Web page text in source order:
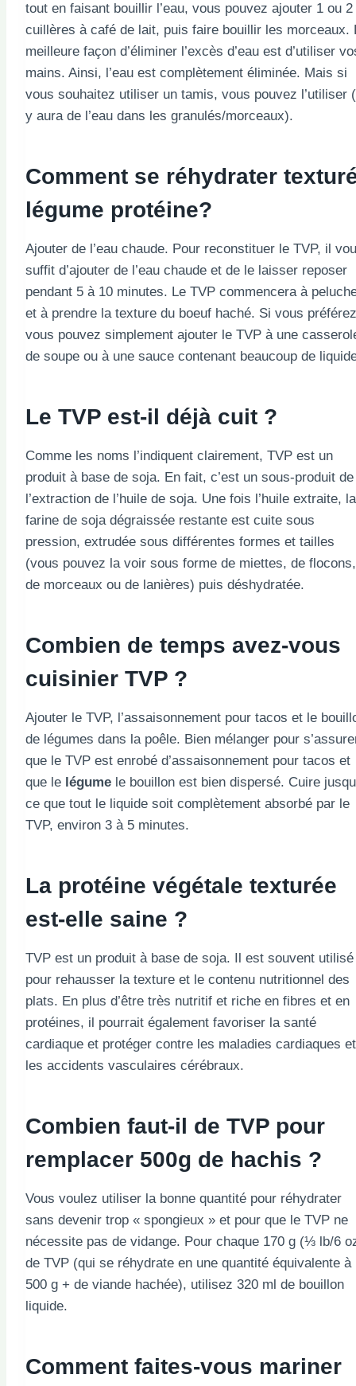
tout en faisant bouillir l’eau, vous pouvez ajouter 1 ou 2
cuillères à café de lait, puis faire bouillir les morceaux.
meilleure façon d’éliminer l’excès d’eau est d’utiliser
mains. Ainsi, l’eau est complètement éliminée. Mais si
vous souhaitez utiliser un tamis, vous pouvez l’utiliser
y aura de l’eau dans les granulés/morceaux).
Comment se réhydrater
légume protéine?
Ajouter de l’eau chaude. Pour reconstituer le TVP, il
suffit d’ajouter de l’eau chaude et de le laisser reposer
pendant 5 à 10 minutes. Le TVP commencera à
et à prendre la texture du boeuf haché. Si vous
vous pouvez simplement ajouter le TVP à une
de soupe ou à une sauce contenant beaucoup de
Le TVP est-il déjà cuit ?
Comme les noms l’indiquent clairement, TVP est un
produit à base de soja. En fait, c’est un sous-produit de
l’extraction de l’huile de soja. Une fois l’huile extraite, la
farine de soja dégraissée restante est cuite sous
pression, extrudée sous différentes formes et tailles
(vous pouvez la voir sous forme de miettes, de flocons,
de morceaux ou de lanières) puis déshydratée.
Combien de temps avez-vous
cuisinier TVP ?
Ajouter le TVP, l’assaisonnement pour tacos et le
de légumes dans la poêle. Bien mélanger pour
que le TVP est enrobé d’assaisonnement pour tacos et
que le légume le bouillon est bien dispersé. Cuire
ce que tout le liquide soit complètement absorbé par le
TVP, environ 3 à 5 minutes.
La protéine végétale texturée
est-elle saine ?
TVP est un produit à base de soja. Il est souvent utilisé
pour rehausser la texture et le contenu nutritionnel des
plats. En plus d’être très nutritif et riche en fibres et en
protéines, il pourrait également favoriser la santé
cardiaque et protéger contre les maladies cardiaques et
les accidents vasculaires cérébraux.
Combien faut-il de TVP pour
remplacer 500g de hachis ?
Vous voulez utiliser la bonne quantité pour réhydrater
sans devenir trop « spongieux » et pour que le TVP ne
nécessite pas de vidange. Pour chaque 170 g (⅓ lb/6
de TVP (qui se réhydrate en une quantité équivalente à
500 g + de viande hachée), utilisez 320 ml de bouillon
liquide.
Comment faites-vous mariner